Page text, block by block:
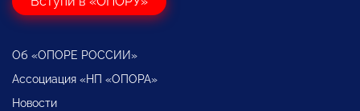
Об «ОПОРЕ РОССИИ»
Ассоциация «НП «ОПОРА»
Новости